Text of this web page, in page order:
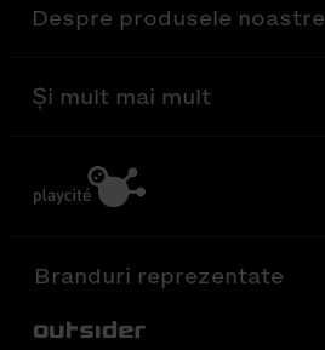
Despre produsele noastre
Și mult mai mult
Branduri reprezentate
Out-Sider